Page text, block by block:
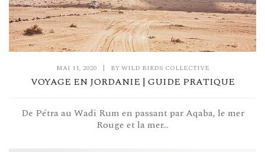
MAI 11, 2020 | BYWILD BIRDS COLLECTIVE
VOYAGE EN JORDANIE | GUIDE PRATIQUE
De Pétra au Wadi Rum en passant par Aqaba, le mer
Rouge et la mer...